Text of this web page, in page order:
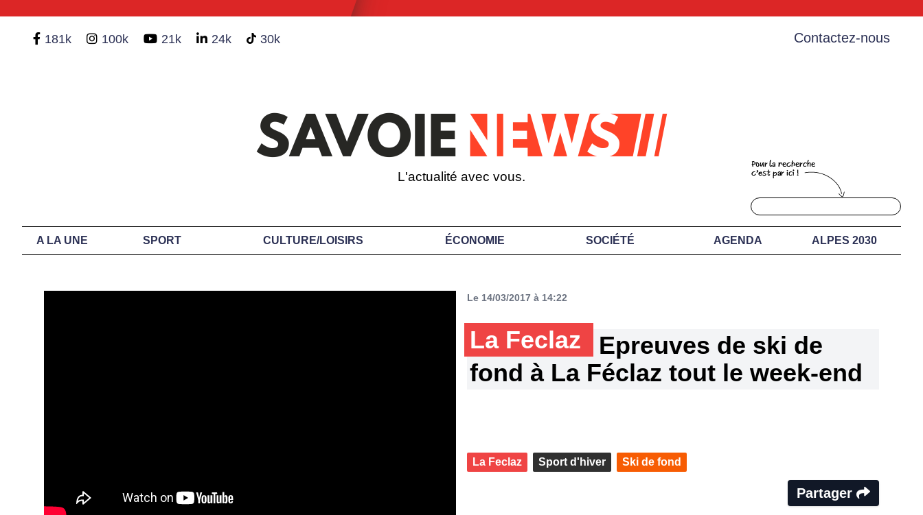
181k 100k 21k 24k 30k Contactez-nous
L'actualité avec vous.
A LA UNE SPORT CULTURE/LOISIRS ÉCONOMIE SOCIÉTÉ AGENDA ALPES 2030
Le 14/03/2017 à 14:22
La Feclaz
Epreuves de ski de
fond à La Féclaz tout le week-end
La Feclaz Sport d'hiver Ski de fond
Partager